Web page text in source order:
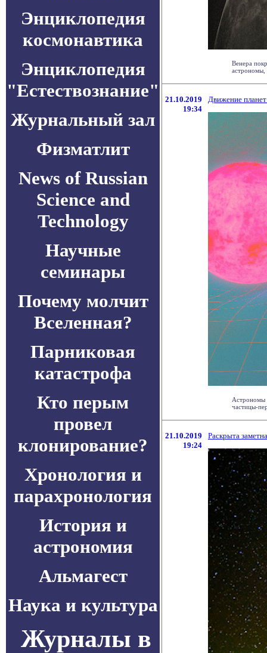
Энциклопедия
космонавтика
Энциклопедия
"Естествознание"
Журнальный зал
Физматлит
News of Russian
Science and
Technology
Научные
семинары
Почему молчит
Вселенная?
Парниковая
катастрофа
Кто перым
провел
клонирование?
Хронология и
парахронология
История и
астрономия
Альмагест
Наука и культура
Журналы в
Венера
астрономы,
21.10.2019
19:34
Движение
Астрономы
частицы-
21.10.2019
19:24
Раскрыта